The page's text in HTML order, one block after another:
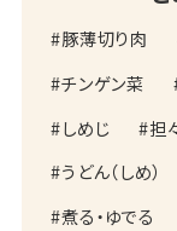
豚薄切り肉
チンゲン菜
しめじ
担
うどん（しめ）
煮る・ゆでる